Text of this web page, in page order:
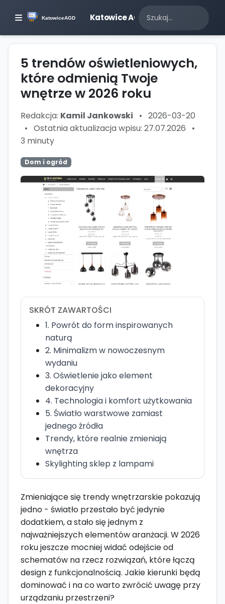
Katowice AGD
5 trendów oświetleniowych,
które odmienią Twoje
wnętrze w 2026 roku
Redakcja: Kamil Jankowski • 2026-03-20
• Ostatnia aktualizacja wpisu: 27.07.2026
•
3 minuty
Dom i ogród
SKRÓT ZAWARTOŚCI
1. Powrót do form inspirowanych
naturą
2. Minimalizm w nowoczesnym
wydaniu
3. Oświetlenie jako element
dekoracyjny
4. Technologia i komfort użytkowania
5. Światło warstwowe zamiast
jednego źródła
Trendy, które realnie zmieniają
wnętrza
Skylighting sklep z lampami
Zmieniające się trendy wnętrzarskie pokazują
jedno - światło przestało być jedynie
dodatkiem, a stało się jednym z
najważniejszych elementów aranżacji. W 2026
roku jeszcze mocniej widać odejście od
schematów na rzecz rozwiązań, które łączą
design z funkcjonalnością. Jakie kierunki będą
dominować i na co warto zwrócić uwagę przy
urządzaniu przestrzeni?